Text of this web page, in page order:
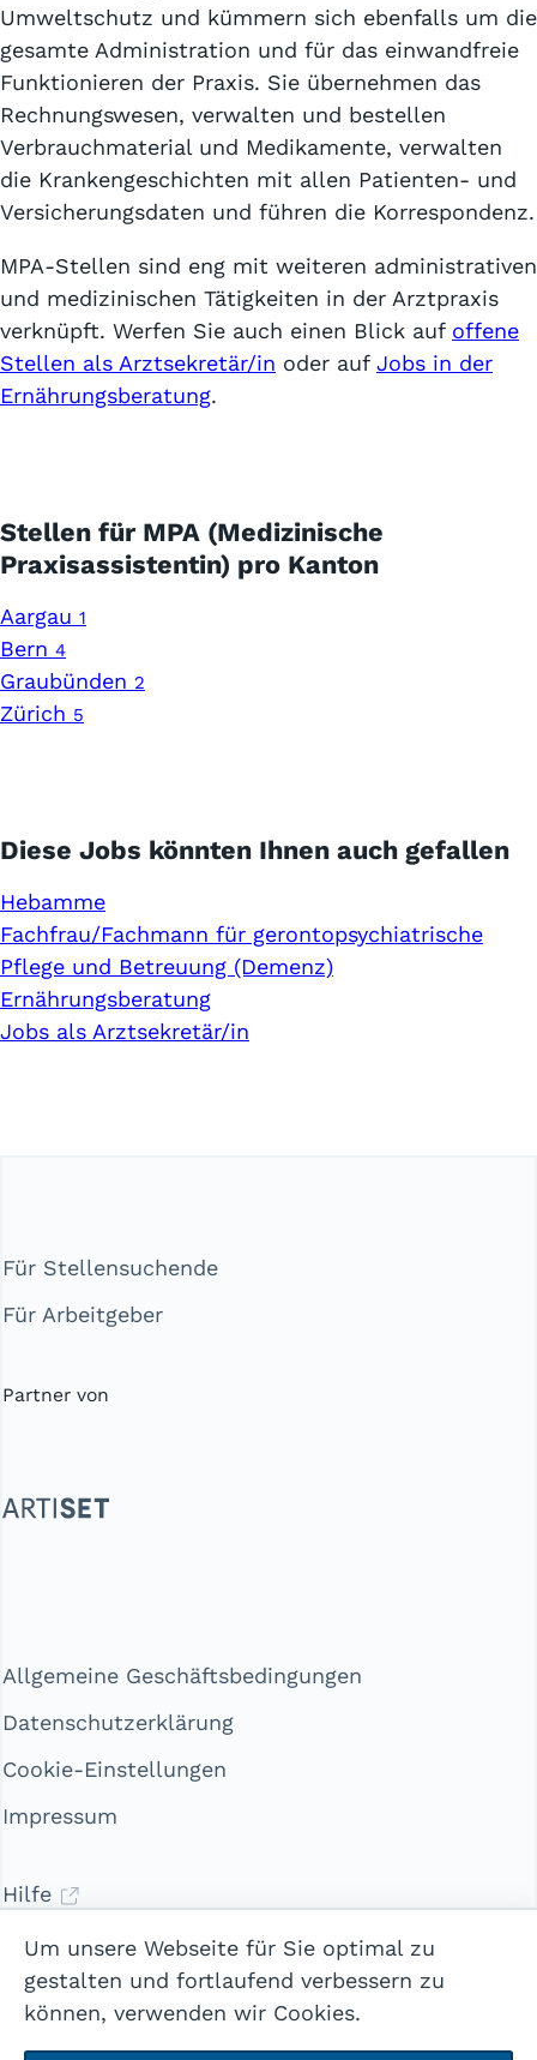
Umweltschutz und kümmern sich ebenfalls um die
gesamte Administration und für das einwandfreie
Funktionieren der Praxis. Sie übernehmen das
Rechnungswesen, verwalten und bestellen
Verbrauchmaterial und Medikamente, verwalten
die Krankengeschichten mit allen Patienten- und
Versicherungsdaten und führen die Korrespondenz.
MPA-Stellen sind eng mit weiteren administrativen
und medizinischen Tätigkeiten in der Arztpraxis
verknüpft. Werfen Sie auch einen Blick auf offene
Stellen als Arztsekretär/in oder auf Jobs in der
Ernährungsberatung.
Stellen für MPA (Medizinische
Praxisassistentin) pro Kanton
Aargau 1
Bern 4
Graubünden 2
Zürich 5
Diese Jobs könnten Ihnen auch gefallen
Hebamme
Fachfrau/Fachmann für gerontopsychiatrische
Pflege und Betreuung (Demenz)
Ernährungsberatung
Jobs als Arztsekretär/in
Für Stellensuchende
Für Arbeitgeber
Partner von
Allgemeine Geschäftsbedingungen
Datenschutzerklärung
Cookie-Einstellungen
Impressum
Hilfe
Kontakt
Um unsere Webseite für Sie optimal zu
gestalten und fortlaufend verbessern zu
können, verwenden wir Cookies.